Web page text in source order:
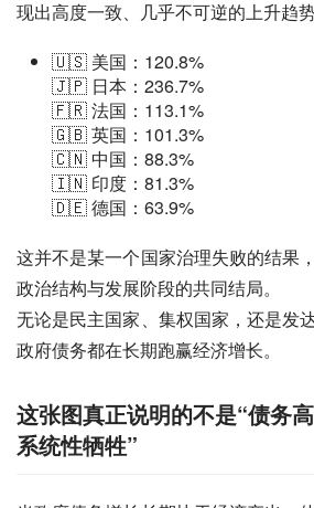
现出高度一致、几乎不可逆的上升趋势
🇺🇸 美国：120.8%
🇯🇵 日本：236.7%
🇫🇷 法国：113.1%
🇬🇧 英国：101.3%
🇨🇳 中国：88.3%
🇮🇳 印度：81.3%
🇩🇪 德国：63.9%
这并不是某一个国家治理失败的结果
政治结构与发展阶段的共同结局。
无论是民主国家、集权国家，还是发
政府债务都在长期跑赢经济增长。
这张图真正说明的不是“债务
系统性牺牲”